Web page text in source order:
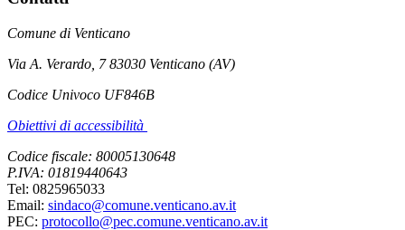
Comune di Venticano
Via A. Verardo, 7 83030 Venticano (AV)
Codice Univoco UF846B
Obiettivi di accessibilità
Codice fiscale: 80005130648
P.IVA: 01819440643
Tel: 0825965033
Email: sindaco@comune.venticano.av.it
PEC: protocollo@pec.comune.venticano.av.it